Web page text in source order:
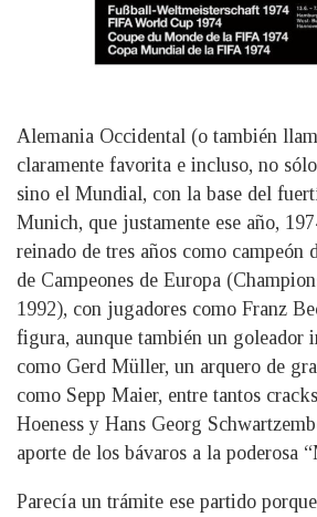
Alemania Occidental (o también
claramente favorita e incluso, no
sino el Mundial, con la base del
Munich, que justamente ese año,
reinado de tres años como campeón
de Campeones de Europa
1992), con jugadores como Franz
figura, aunque también un goleador
como Gerd Müller, un arquero de
como Sepp Maier, entre tantos
Hoeness y Hans Georg
aporte de los bávaros a la poderosa
Parecía un trámite ese partido